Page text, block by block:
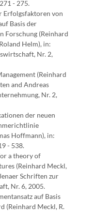
- 275.
Erfolgsfaktoren von
Basis der
Forschung (Reinhard
Helm), in:
Nr. 2,
(Reinhard
and Andreas
Nr. 2,
der neuen
Hoffmann), in:
- 538.
a theory of
(Reinhard Meckl,
Schriften zur
Nr. 6, 2005.
auf Basis
(Reinhard Meckl, R.